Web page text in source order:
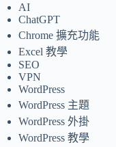
AI
ChatGPT
Chrome 擴充功能
Excel 教學
SEO
VPN
WordPress
WordPress 主題
WordPress 外掛
WordPress 教學